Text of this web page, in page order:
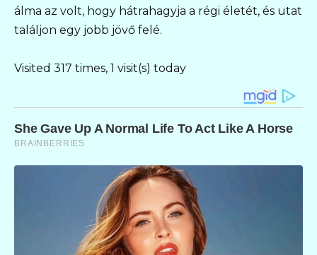
álma az volt, hogy hátrahagyja a régi életét, és utat
találjon egy jobb jövő felé.
Visited 317 times, 1 visit(s) today